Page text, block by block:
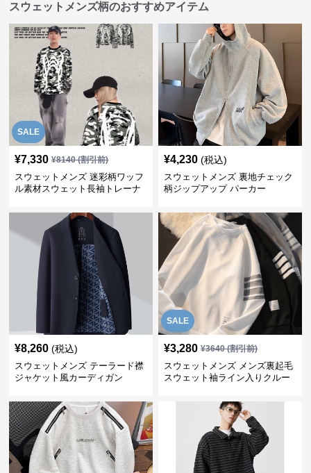
スウェットメンズ柄のおすすめアイテム
SALE
¥7,330 ¥8140(割引前)
スウェットメンズ 迷彩柄ワッフ
ル素材スウェット長袖トレーナ
¥4,230 (税込)
スウェットメンズ 裏地チェック
柄ジップアップ パーカー
¥8,260 (税込)
スウェットメンズ テーラード襟
ジャケット風カーディガン
SALE
¥3,280 ¥3640(割引前)
スウェットメンズ メンズ裏起毛
スウェット袖ライン入りクルー